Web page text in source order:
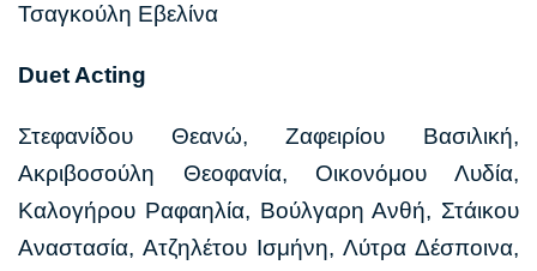
Τσαγκούλη Εβελίνα
Duet Acting
Στεφανίδου Θεανώ, Ζαφειρίου Βασιλική,
Ακριβοσούλη Θεοφανία, Οικονόμου Λυδία,
Καλογήρου Ραφαηλία, Βούλγαρη Ανθή, Στάικου
Αναστασία, Ατζηλέτου Ισμήνη, Λύτρα Δέσποινα,